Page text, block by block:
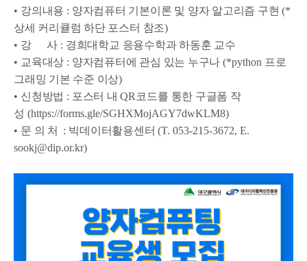
• 강의내용 : 양자컴퓨터 기본이론 및 양자 알고리즘 구현(*
상세 커리큘럼 하단 포스터 참조)
• 강 사 : 경희대학교 응용수학과 하동훈 교수
• 교육대상 : 양자컴퓨터에 관심 있는 누구나 (*python 프로
그래밍 기본 수준 이상)
• 신청방법 : 포스터 내QR 코드를 통한 구글폼 작
성 (https://forms.gle/SGHXMojAGY7dwKLM8)
• 문 의 처 : 빅데이터활용센터(T. 053-215-3672, E.
sookj@dip.or.kr)